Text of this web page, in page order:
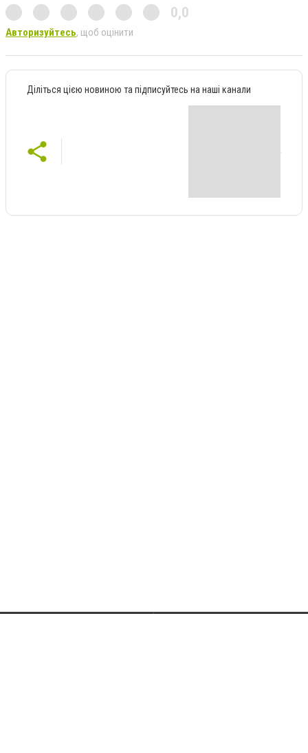
0,0
Авторизуйтесь, щоб оцінити
Діліться цією новиною та підписуйтесь на наші канали